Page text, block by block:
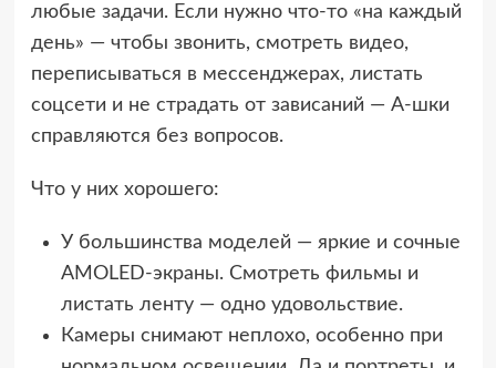
любые задачи. Если нужно что-то «на каждый
день» — чтобы звонить, смотреть видео,
переписываться в мессенджерах, листать
соцсети и не страдать от зависаний — A-шки
справляются без вопросов.
Что у них хорошего:
У большинства моделей — яркие и сочные
AMOLED-экраны. Смотреть фильмы и
листать ленту — одно удовольствие.
Камеры снимают неплохо, особенно при